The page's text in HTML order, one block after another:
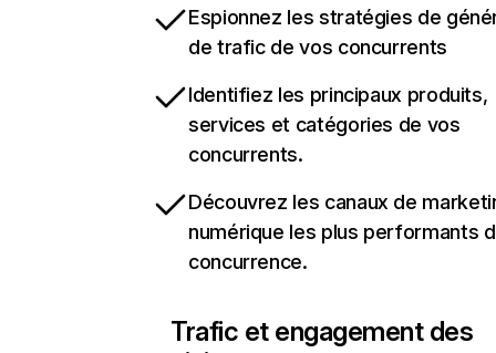
Espionnez les stratégies de
de trafic de vos concurrents
Identifiez les principaux produits,
services et catégories de vos
concurrents.
Découvrez les canaux de
numérique les plus performants
concurrence.
Trafic et engagement des